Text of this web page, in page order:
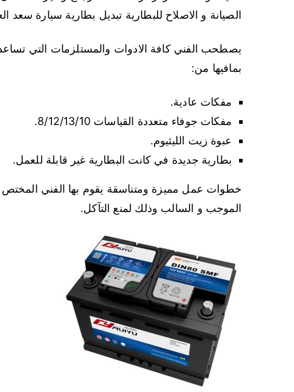
الصيانة و الاصلاح للبطارية تبديل بطارية سيارة سعد
يصطحب الفني كافة الادوات والمستلزمات التي
بمافيها من:
مفكات عادية.
مفكات جوفاء متعددة القياسات 8/12/13/10.
عبوة زيت الليثيوم.
بطارية جديدة في كانت البطارية غير قابلة للعمل.
خطوات عمل مميزة ومتناسقة يقوم بها الفني
الموجب و السالب وذلك لمنع التآكل.